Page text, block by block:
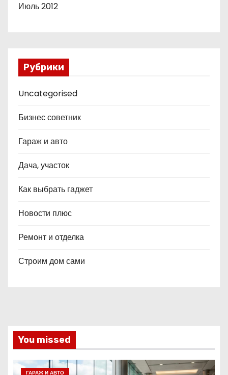
Июль 2012
Рубрики
Uncategorised
Бизнес советник
Гараж и авто
Дача, участок
Как выбрать гаджет
Новости плюс
Ремонт и отделка
Строим дом сами
You missed
ГАРАЖ И АВТО